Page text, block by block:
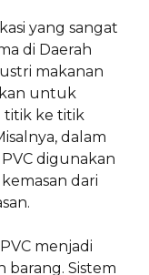
yang sangat
di Daerah
makanan
untuk
titik ke titik
dalam
digunakan
dari
menjadi
barang. Sistem